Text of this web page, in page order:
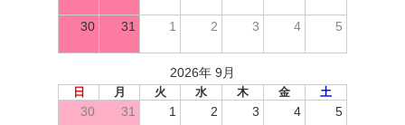
30 31 1 2 3 4 5
2026年 9月
日 月 火 水 木 金 土
30 31 1 2 3 4 5